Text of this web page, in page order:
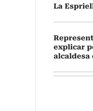
La
explicar
alcaldesa